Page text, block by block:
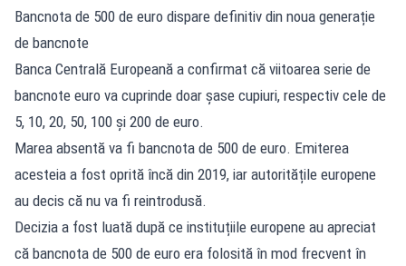
Bancnota de 500 de euro dispare definitiv din noua generație
de bancnote
Banca Centrală Europeană a confirmat că viitoarea serie de
bancnote euro va cuprinde doar șase cupiuri, respectiv cele de
5, 10, 20, 50, 100 și 200 de euro.
Marea absentă va fi bancnota de 500 de euro. Emiterea
acesteia a fost oprită încă din 2019, iar autoritățile europene
au decis că nu va fi reintrodusă.
Decizia a fost luată după ce instituțiile europene au apreciat
că bancnota de 500 de euro era folosită în mod frecvent în